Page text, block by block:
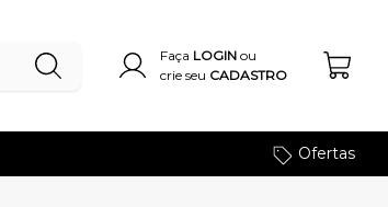
Faça LOGIN ou
crie seu CADASTRO
Ofertas